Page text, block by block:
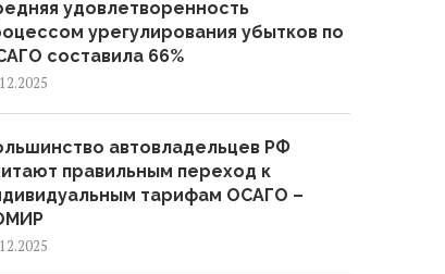
удовлетворенность
урегулирования убытков по
составила 66%
автовладельцев РФ
правильным переход к
тарифам ОСАГО –